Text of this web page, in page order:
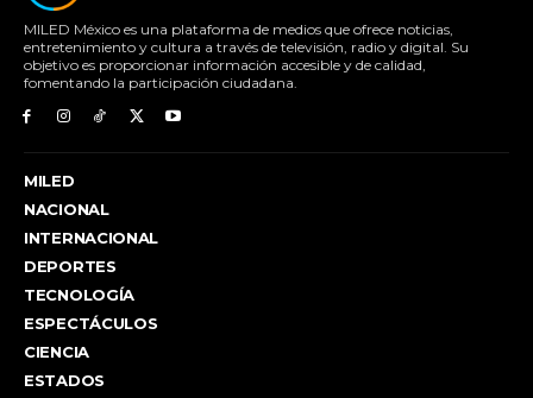
MILED México es una plataforma de medios que ofrece noticias,
entretenimiento y cultura a través de televisión, radio y digital. Su
objetivo es proporcionar información accesible y de calidad,
fomentando la participación ciudadana.
MILED
NACIONAL
INTERNACIONAL
DEPORTES
TECNOLOGÍA
ESPECTÁCULOS
CIENCIA
ESTADOS